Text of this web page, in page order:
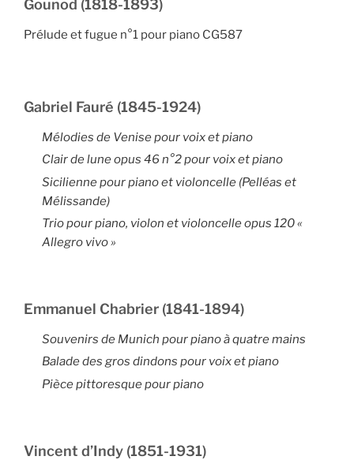
Gounod (1818-1893)
Prélude et fugue n°1 pour piano CG587
Gabriel Fauré (1845-1924)
Mélodies de Venisepour voix et piano
Clair de luneopus 46 n°2 pour voix et piano
Sicilienne pour piano et violoncelle (Pelléas et
Mélissande)
Trio pour piano, violon et violoncelle opus 120 «
Allegro vivo »
Emmanuel Chabrier (1841-1894)
Souvenirs de Munich pour piano à quatre mains
Balade des gros dindons pour voix et piano
Pièce pittoresquepour piano
Vincent d’Indy (1851-1931)